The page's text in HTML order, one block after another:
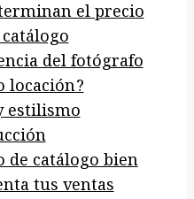
el precio
del fotógrafo
locación?
estilismo
de catálogo bien
tus ventas